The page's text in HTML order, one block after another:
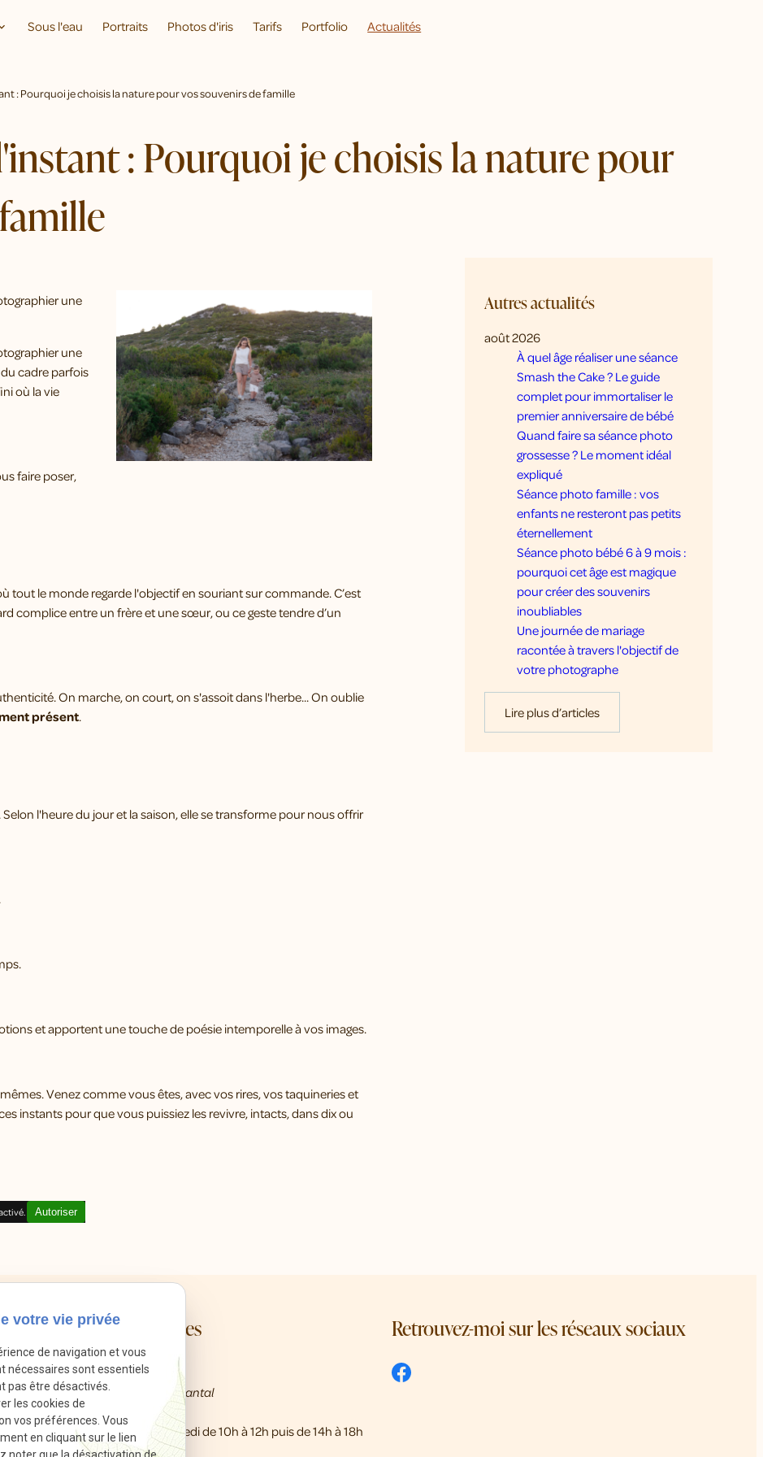
Sous l'eau Portraits Photos d'iris Tarifs Portfolio Actualités
: Pourquoi je choisis la nature pour vos souvenirs de famille
: Pourquoi je choisis la nature pour
une
une
cadre parfois
où la vie
faire poser,
tout le monde regarde l'objectif en souriant sur commande. C’est
complice entre un frère et une sœur, ou ce geste tendre d’un
On marche, on court, on s'assoit dans l'herbe... On oublie
présent.
l'heure du jour et la saison, elle se transforme pour nous offrir
et apportent une touche de poésie intemporelle à vos images.
Venez comme vous êtes, avec vos rires, vos taquineries et
instants pour que vous puissiez les revivre, intacts, dans dix ou
Autoriser
Autres actualités
août 2026
À quel âge réaliser une séance
Smash the Cake ? Le guide
complet pour immortaliser le
premier anniversaire de bébé
Quand faire sa séance photo
grossesse ? Le moment idéal
expliqué
Séance photo famille : vos
enfants ne resteront pas petits
éternellement
Séance photo bébé 6 à 9 mois :
pourquoi cet âge est magique
pour créer des souvenirs
inoubliables
Une journée de mariage
racontée à travers l'objectif de
votre photographe
Lire plus d’articles
Mes coordonnées
call 01 86 65 21 00
pin_drop
8 Rue Rabutin Chantal
13009 Marseille
schedule Du mardi au samedi de 10h à 12h puis de 14h à 18h
Retrouvez-moi sur les réseaux sociaux
votre vie privée
de navigation et vous
nécessaires sont essentiels
pas être désactivés.
les cookies de
vos préférences. Vous
en cliquant sur le lien